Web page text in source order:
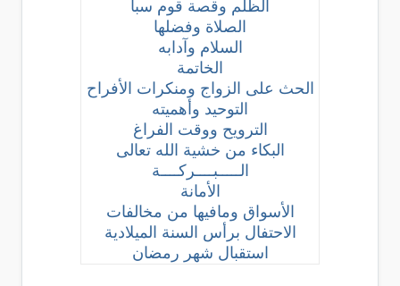
الظلم وقصة قوم سبأ
الصلاة وفضلها
السلام وآدابه
الخاتمة
الحث على الزواج ومنكرات الأفراح
التوحيد وأهميته
الترويح ووقت الفراغ
البكاء من خشية الله تعالى
الـــــبــــركــــة
الأمانة
الأسواق ومافيها من مخالفات
الاحتفال برأس السنة الميلادية
استقبال شهر رمضان